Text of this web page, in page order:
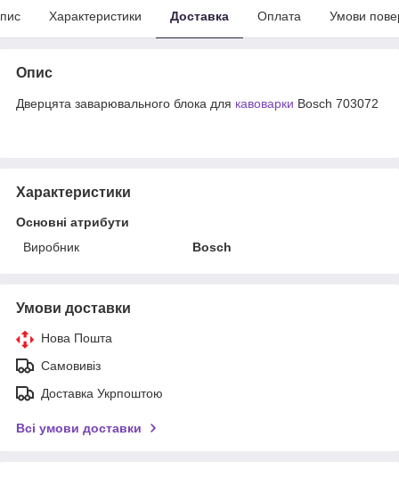
Характеристики Доставка Оплата Умови
Опис
Дверцята заварювального блока для кавоварки Bosch 703072
Характеристики
Основні атрибути
Виробник
Bosch
Умови доставки
Нова Пошта
Самовивіз
Доставка Укрпоштою
Всі умови доставки